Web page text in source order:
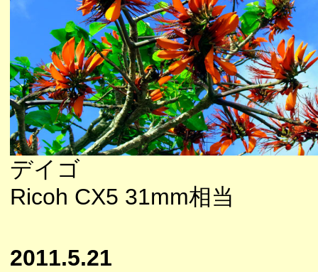
デイゴ
Ricoh CX5 31mm相当
2011.5.21